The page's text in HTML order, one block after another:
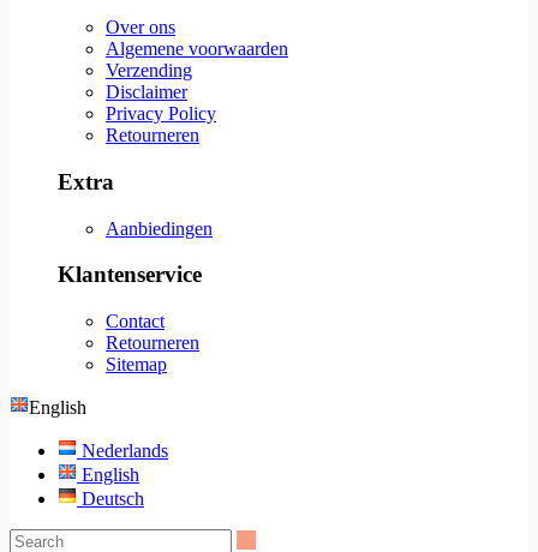
Over ons
Algemene voorwaarden
Verzending
Disclaimer
Privacy Policy
Retourneren
Extra
Aanbiedingen
Klantenservice
Contact
Retourneren
Sitemap
English
Nederlands
English
Deutsch